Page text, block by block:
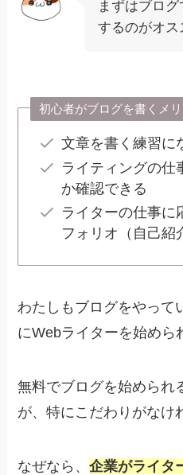
まずはブロ
するのがオス
初心者がブログを書くメリ
文章を書く練習に
ライティングの仕
か確認できる
ライターの仕事に
フォリオ（自己紹
わたしもブログをやって
にWebライターを始めら
無料でブログを始められ
が、特にこだわりがなけ
なぜなら、企業がライタ